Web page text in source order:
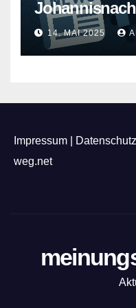
Feuerwerk
14. MAI 2025
Impressum Datenschutz
weg.net